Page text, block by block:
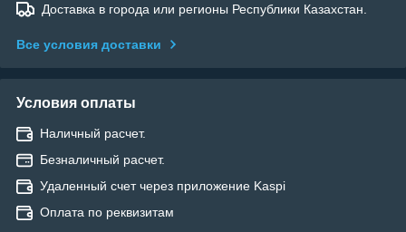
Доставка в города или регионы Республики Казахстан.
Все условия доставки
Условия оплаты
Наличный расчет.
Безналичный расчет.
Удаленный счет через приложение Kaspi
Оплата по реквизитам